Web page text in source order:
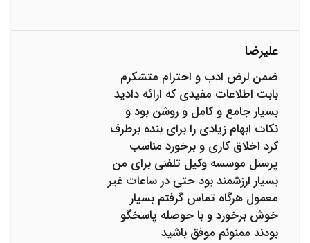
علیرضا
ضمن لرض ادب و احترام متشکرم
بابت اطلاعات مفیدی که ارائه دادید
بسیار جامع و کامل و روشن بود و
نکات ابهام زیادی را برای بنده برطرف
کرد اخلاق کاری و برخورد مناسب
پرسنل موسسه وکیل تلفنی برای من
بسیار ارزشمند بود حتی در ساعات غیر
معمول هرگاه تماس گرفتم بسیار
خوش برخورد و با حوصله پاسخگو
بودند ممنونم موفق باشید